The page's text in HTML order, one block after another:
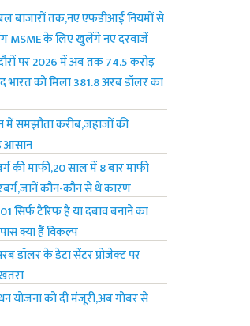
बाजारों तक,नए एफडीआई नियमों से
MSME के लिए खुलेंगे नए दरवाजें
पर 2026 में अब तक 74.5 करोड़
भारत को मिला 381.8 अरब डॉलर का
में समझौता करीब,जहाजों की
आसान
की माफी,20 साल में 8 बार माफी
कौन-कौन से थे कारण
सिर्फ टैरिफ है या दबाव बनाने का
क्या हैं विकल्प
डॉलर के डेटा सेंटर प्रोजेक्ट पर
योजना को दी मंजूरी,अब गोबर से